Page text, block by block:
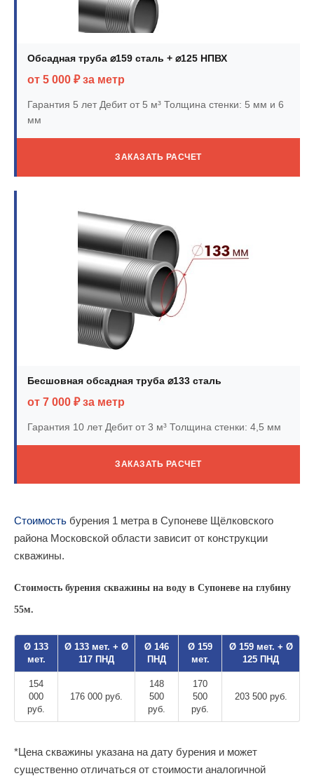
Обсадная труба ⌀159 сталь + ⌀125 НПВХ
от 5 000 ₽ за метр
Гарантия 5 летДебит от 5 м³ Толщина стенки: 5 мм и 6
мм
ЗАКАЗАТЬ РАСЧЕТ
Бесшовная обсадная труба ⌀133 сталь
от 7 000 ₽ за метр
Гарантия 10 летДебит от 3 м³ Толщина стенки: 4,5 мм
ЗАКАЗАТЬ РАСЧЕТ
Стоимость бурения 1 метра в Супоневе Щёлковского
района Московской области зависит от конструкции
скважины.
Стоимость бурения скважины на воду в Супоневе на глубину
55м.
Ø 133
мет.
Ø 133 мет. + Ø
117 ПНД
Ø 146
ПНД
Ø 159
мет.
Ø 159 мет. + Ø
125 ПНД
154
000
руб.
176 000 руб.
148
500
руб.
170
500
руб.
203 500 руб.
*Цена скважины указана на дату бурения и может
существенно отличаться от стоимости аналогичной